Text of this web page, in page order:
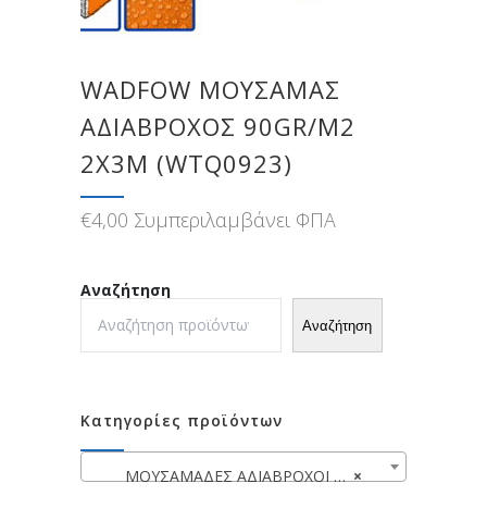
WADFOW ΜΟΥΣΑΜΑΣ
ΑΔΙΑΒΡΟΧΟΣ 90GR/M2
2X3M (WTQ0923)
€4,00 Συμπεριλαμβάνει ΦΠΑ
Αναζήτηση
Αναζήτηση
Κατηγορίες προϊόντων
×
ΜΟΥΣΑΜΑΔΕΣ ΑΔΙΑΒΡΟΧΟΙ 90gr/m2